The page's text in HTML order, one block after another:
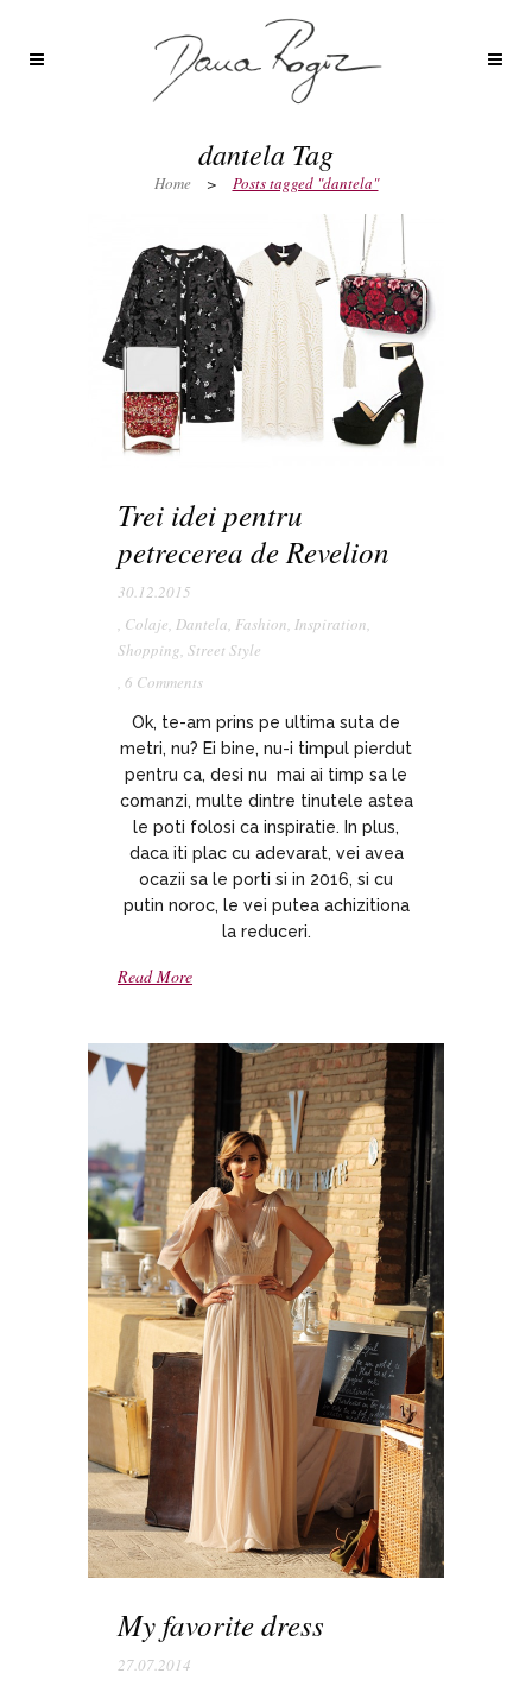
dantela Tag
Home > Posts tagged "dantela"
Trei idei pentru
petrecerea de Revelion
30.12.2015
, Colaje, Dantela, Fashion, Inspiration,
Shopping, Street Style
, 6 Comments
Ok, te-am prins pe ultima suta de
metri, nu? Ei bine, nu-i timpul pierdut
pentru ca, desi nu mai ai timp sa le
comanzi, multe dintre tinutele astea
le poti folosi ca inspiratie. In plus,
daca iti plac cu adevarat, vei avea
ocazii sa le porti si in 2016, si cu
putin noroc, le vei putea achizitiona
la reduceri.
Read More
My favorite dress
27.07.2014